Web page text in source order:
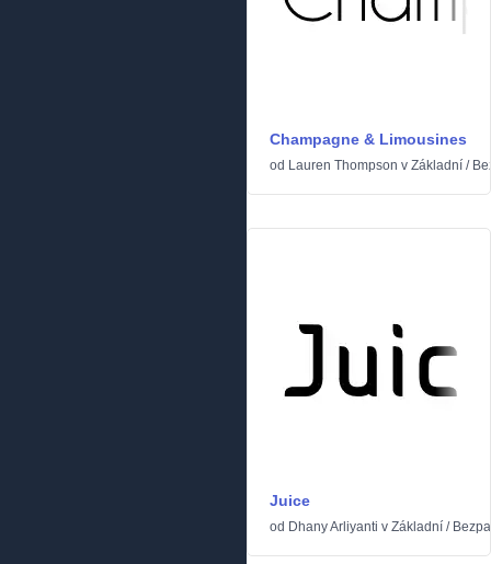
Champagne & Limousines
od Lauren Thompson v Základní /
Juice
od Dhany Arliyanti v Základní /